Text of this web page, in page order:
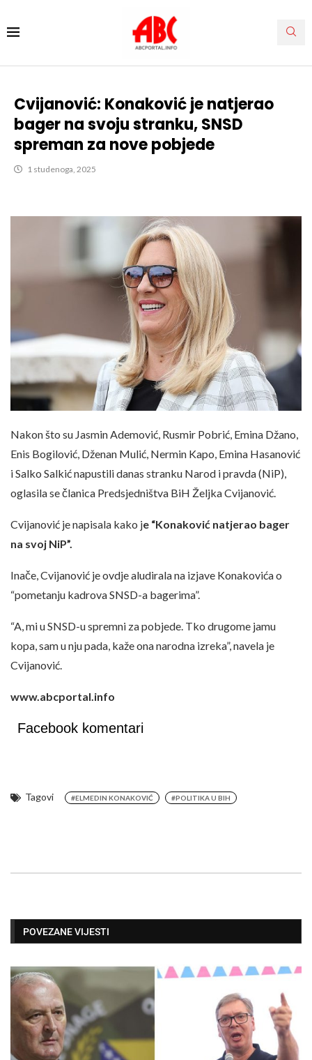
Cvijanović: Konaković je natjerao
bager na svoju stranku, SNSD
spreman za nove pobjede
1 studenoga, 2025
Nakon što su Jasmin Ademović, Rusmir Pobrić, Emina Džano,
Enis Bogilović, Dženan Mulić, Nermin Kapo, Emina Hasanović
i Salko Salkić napustili danas stranku Narod i pravda (NiP),
oglasila se članica Predsjedništva BiH Željka Cvijanović.
Cvijanović je napisala kako je “Konaković natjerao bager
na svoj NiP”.
Inače, Cvijanović je ovdje aludirala na izjave Konakovića o
“pometanju kadrova SNSD-a bagerima”.
“A, mi u SNSD-u spremni za pobjede. Tko drugome jamu
kopa, sam u nju pada, kaže ona narodna izreka”, navela je
Cvijanović.
www.abcportal.info
Facebook komentari
Tagovi #ELMEDIN KONAKOVIĆ #POLITIKA U BIH
POVEZANE VIJESTI